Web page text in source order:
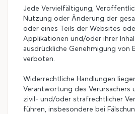
Jede Vervielfältigung,
Nutzung oder Änderung der
oder eines Teils der Websites
Applikationen und/oder ihrer
ausdrückliche Genehmigung von
verboten.
Widerrechtliche Handlungen
Verantwortung des Verursachers
zivil- und/oder strafrechtlicher
führen, insbesondere bei